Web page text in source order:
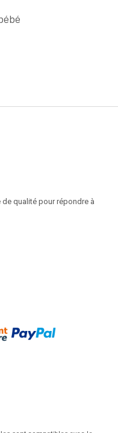
qualité pour répondre à